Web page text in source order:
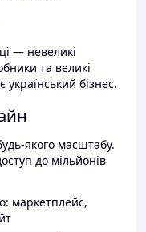
— невеликі
та великі
бізнес.
якого масштабу.
до мільйонів
маркетплейс,